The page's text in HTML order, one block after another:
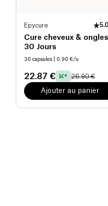
Epycure 5.0
Cure cheveux & ongles
30 Jours
30 capsules | 0.90 €/u
22.87 € 26.90 €
Ajouter au panier